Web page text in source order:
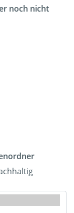
noch nicht